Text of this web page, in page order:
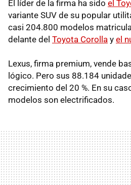
El líder de la firma ha sido el
variante SUV de su popular
casi 204.800 modelos
delante del Toyota Corolla y el
Lexus, firma premium, vende
lógico. Pero sus 88.184
crecimiento del 20 %. En su
modelos son electrificados.